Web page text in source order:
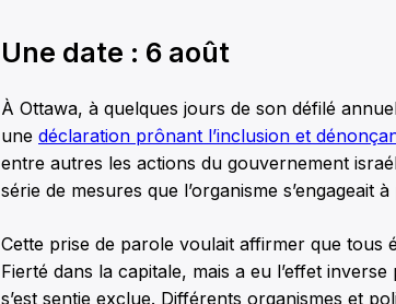
Une date : 6 août
À Ottawa, à quelques jours de son défilé
une déclaration prônant l’inclusion et
entre autres les actions du gouvernement
série de mesures que l’organisme s’engageait
Cette prise de parole voulait affirmer que tous
Fierté dans la capitale, mais a eu l’effet
s’est sentie exclue. Différents organismes et